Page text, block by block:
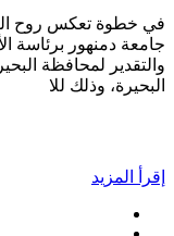
في خطوة تعكس روح
جامعة دمنهور برئاسة
والتقدير لمحافظة
البحيرة، وذلك للا
إقرأ المزيد